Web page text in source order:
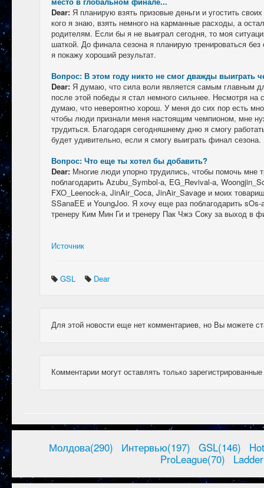
Dear: Я планирую взять призовые деньги и угостить
кого я знаю, взять немного на карманные расходы, а
родителям. Если бы я не выиграл сегодня, то моя
шаткой. До финала сезона я планирую тренироваться
я покажу хороший результат.
Вопрос: В этом году никто не смог дважды выиграть
Dear: Я думаю, что сила воли является самым главным
после этой победы я стал немного сильнее. Несмотря
думаю, что невероятно хорош. У меня до сих пор есть
чтобы люди признали меня настоящим чемпионом, мне
трудиться. Благодаря сегодняшнему дню я смогу
будет удивительно, если я смогу выиграть финал
Вопрос: Что еще ты хотел бы добавить?
Dear: Многие люди упорно трудились, чтобы помочь мне
поблагодарить Azubu_Symbol-а, EG_Revival-а,
FXO_Leenock-а, JinAir_Coca, JinAir_Savage и моих
SSanaEE и YoungJoo. Я хочу еще раз поблагодарить
тренеру Ким Мин Ги и тренеру Пак Чжэ Соку за выход в
Источник
GSL Dear
Для этой новости еще нет комментариев, но Вы можете
Комментарии могут оставлять только
Молдова(290) Интервью(197) GSL(146)
ProLeague(70)